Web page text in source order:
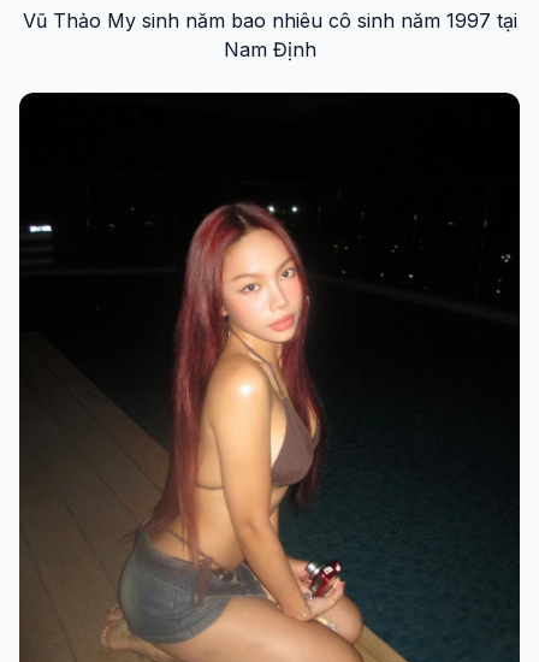
Vũ Thảo My sinh năm bao nhiêu cô sinh năm 1997 tại
Nam Định